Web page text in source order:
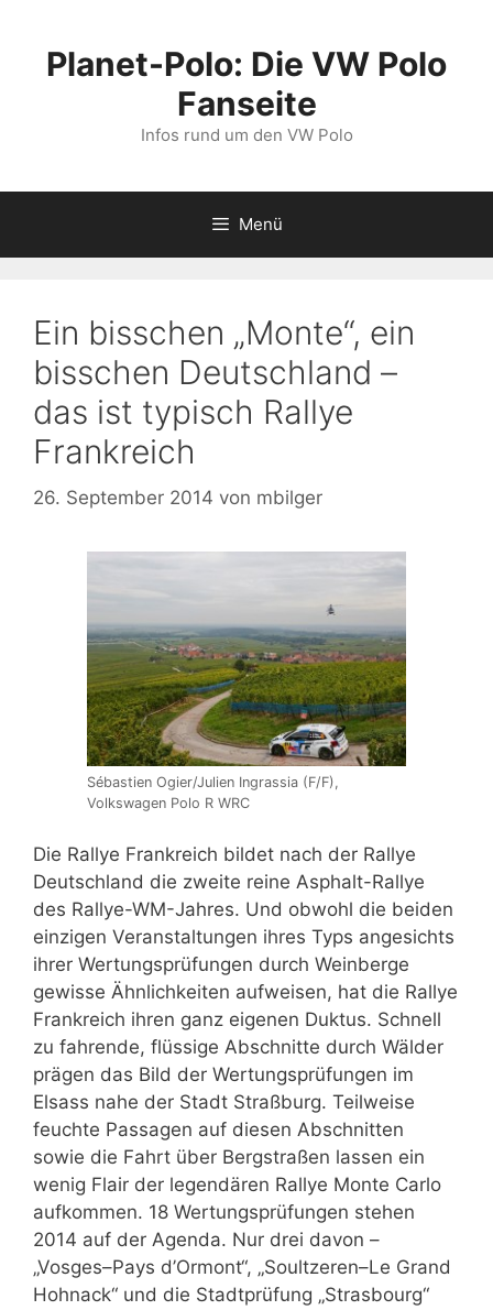
springenPlanet-Polo: Die VW Polo
Fanseite
Infos rund um den VW Polo
Menü
Ein bisschen „Monte“, ein
bisschen Deutschland –
das ist typisch Rallye
Frankreich
26. September 2014 von mbilger
Sébastien Ogier/Julien Ingrassia (F/F),
Volkswagen Polo R WRC
Die Rallye Frankreich bildet nach der Rallye
Deutschland die zweite reine Asphalt-Rallye
des Rallye-WM-Jahres. Und obwohl die beiden
einzigen Veranstaltungen ihres Typs angesichts
ihrer Wertungsprüfungen durch Weinberge
gewisse Ähnlichkeiten aufweisen, hat die Rallye
Frankreich ihren ganz eigenen Duktus. Schnell
zu fahrende, flüssige Abschnitte durch Wälder
prägen das Bild der Wertungsprüfungen im
Elsass nahe der Stadt Straßburg. Teilweise
feuchte Passagen auf diesen Abschnitten
sowie die Fahrt über Bergstraßen lassen ein
wenig Flair der legendären Rallye Monte Carlo
aufkommen. 18 Wertungsprüfungen stehen
2014 auf der Agenda. Nur drei davon –
„Vosges–Pays d’Ormont“, „Soultzeren–Le Grand
Hohnack“ und die Stadtprüfung „Strasbourg“